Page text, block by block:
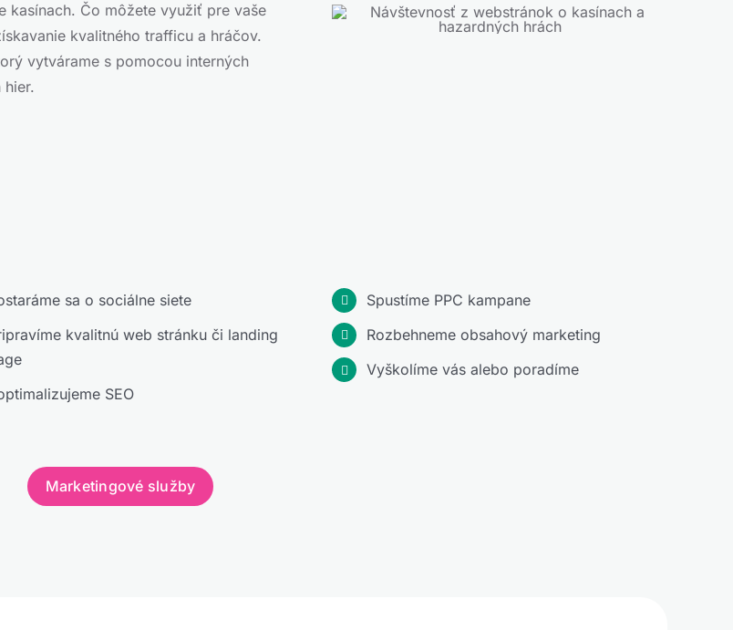
kasínach. Čo môžete využiť pre vaše
kvalitného trafficu a hráčov.
vytvárame s pomocou interných
sa o sociálne siete
kvalitnú web stránku či landing
SEO
Spustíme PPC kampane
Rozbehneme obsahový marketing
Vyškolíme vás alebo poradíme
Marketingové služby